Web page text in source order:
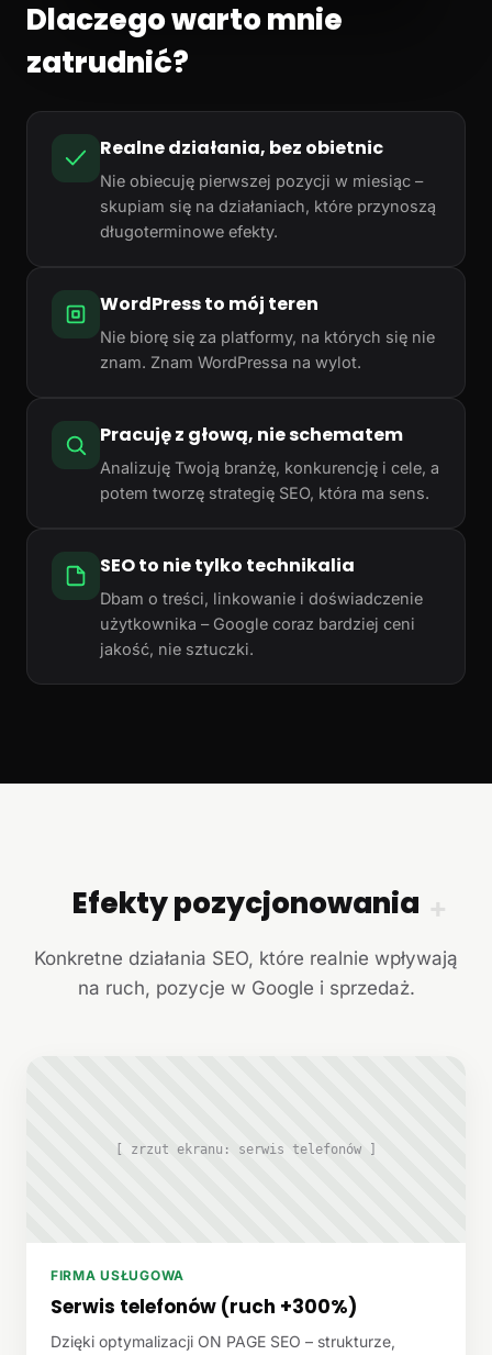
Dlaczego warto mnie
zatrudnić?
Realne działania, bez obietnic
Nie obiecuję pierwszej pozycji w miesiąc –
skupiam się na działaniach, które przynoszą
długoterminowe efekty.
WordPress to mój teren
Nie biorę się za platformy, na których się nie
znam. Znam WordPressa na wylot.
Pracuję z głową, nie schematem
Analizuję Twoją branżę, konkurencję i cele, a
potem tworzę strategię SEO, która ma sens.
SEO to nie tylko technikalia
Dbam o treści, linkowanie i doświadczenie
użytkownika – Google coraz bardziej ceni
jakość, nie sztuczki.
+
Efekty pozycjonowania
Konkretne działania SEO, które realnie wpływają
na ruch, pozycje w Google i sprzedaż.
[ zrzut ekranu: serwis telefonów ]
FIRMA USŁUGOWA
Serwis telefonów (ruch +300%)
Dzięki optymalizacji ON PAGE SEO – strukturze,